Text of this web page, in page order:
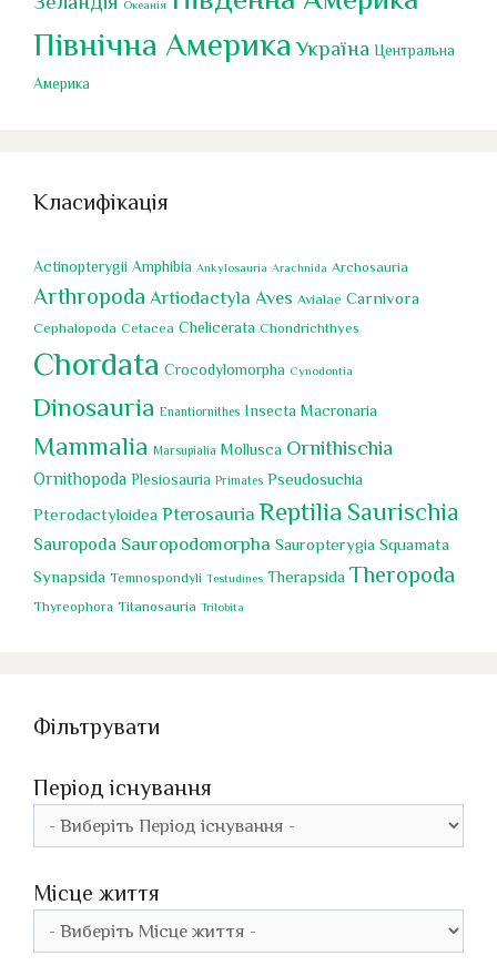
Океанія
Північна Америка Україна Центральна
Америка
Класифікація
Actinopterygii Amphibia Ankylosauria Arachnida Archosauria
Arthropoda Artiodactyla Aves Avialae Carnivora
Cephalopoda Cetacea Chelicerata Chondrichthyes
Chordata Crocodylomorpha Cynodontia
Dinosauria Enantiornithes Insecta Macronaria
Mammalia Marsupialia Mollusca Ornithischia
Ornithopoda Plesiosauria Primates Pseudosuchia
Pterodactyloidea Pterosauria Reptilia Saurischia
Sauropoda Sauropodomorpha Sauropterygia Squamata
Synapsida Temnospondyli Testudines Therapsida Theropoda
Thyreophora Titanosauria Trilobita
Фільтрувати
Період існування
Місце життя